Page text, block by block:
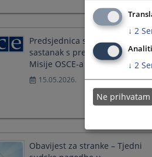
Predsjednica suda održala
sastanak s predstavnicama
Misije OSCE-a u BIH
15.05.2026.
Obavijest za stranke – Tjedni
↓ 2
↓ 2
Ne prihvatam